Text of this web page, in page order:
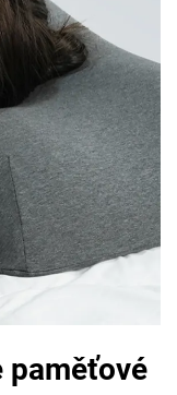
paměťové